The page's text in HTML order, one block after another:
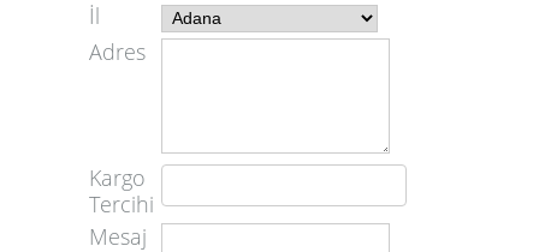
İl
Adres
Kargo
Tercihi
Mesaj